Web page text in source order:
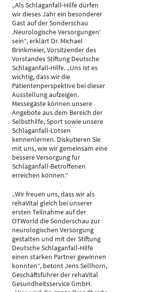
„Als Schlaganfall-Hilfe dürfen
wir dieses Jahr ein besonderer
Gast auf der Sonderschau
‚Neurologische Versorgungen‘
sein“, erklärt Dr. Michael
Brinkmeier, Vorsitzender des
Vorstandes Stiftung Deutsche
Schlaganfall-Hilfe. „Uns ist es
wichtig, dass wir die
Patientenperspektive bei dieser
Ausstellung aufzeigen.
Messegäste können unsere
Angebote aus dem Bereich der
Selbsthilfe, Sport sowie unsere
Schlaganfall-Lotsen
kennenlernen. Diskutieren Sie
mit uns, wie wir gemeinsam eine
bessere Versorgung für
Schlaganfall-Betroffenen
erreichen können.“
„Wir freuen uns, dass wir als
rehaVital gleich bei unserer
ersten Teilnahme auf der
OTWorld die Sonderschau zur
neurologischen Versorgung
gestalten und mit der Stiftung
Deutsche Schlaganfall-Hilfe
einen starken Partner gewinnen
konnten“, betont Jens Sellhorn,
Geschäftsführer der rehaVital
Gesundheitsservice GmbH.